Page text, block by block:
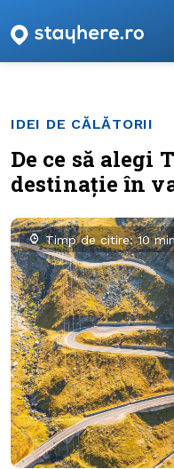
IDEI DE CĂLĂTORII
De ce să alegi
destinație în
Timp de citire: 10